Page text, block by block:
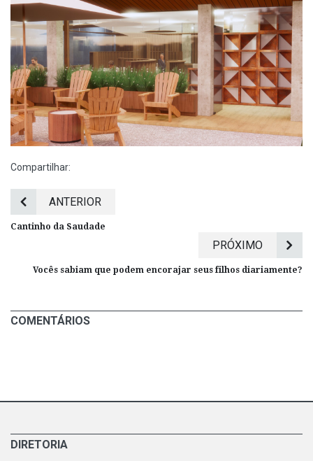
Compartilhar:
ANTERIOR
Cantinho da Saudade
PRÓXIMO
Vocês sabiam que podem encorajar seus filhos diariamente?
COMENTÁRIOS
DIRETORIA